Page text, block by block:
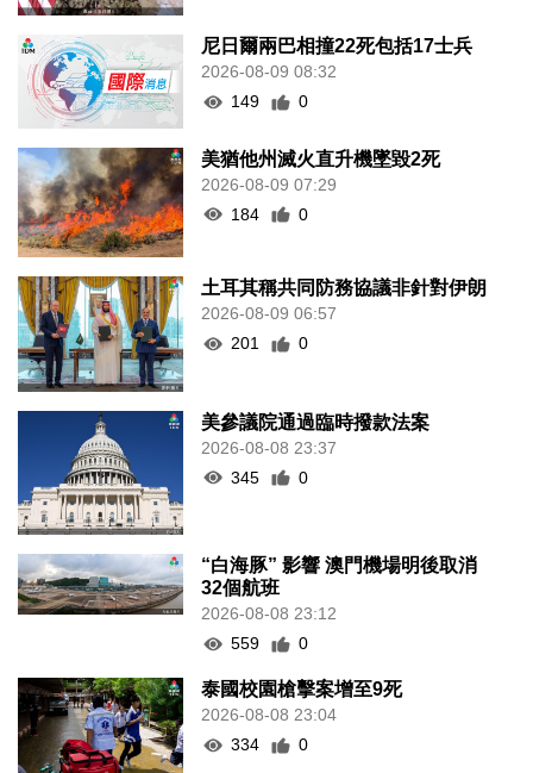
尼日爾兩巴相撞22死包括17士兵
2026-08-09 08:32
149
0
美猶他州滅火直升機墜毀2死
2026-08-09 07:29
184
0
土耳其稱共同防務協議非針對伊朗
2026-08-09 06:57
201
0
美參議院通過臨時撥款法案
2026-08-08 23:37
345
0
“白海豚” 影響 澳門機場明後取消
32個航班
2026-08-08 23:12
559
0
泰國校園槍擊案增至9死
2026-08-08 23:04
334
0